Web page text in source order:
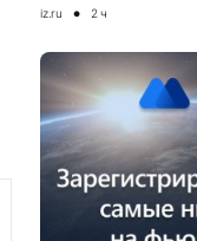
iz.ru 2 ч